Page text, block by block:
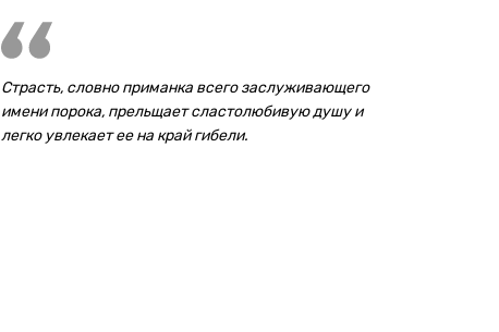
Страсть, словно приманка всего заслуживающего
имени порока, прельщает сластолюбивую душу и
легко увлекает ее на край гибели.